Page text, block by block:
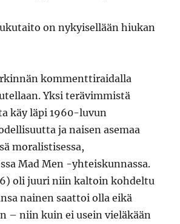
on nykyisellään hiukan
kommenttiraidalla
Yksi terävimmistä
käy läpi 1960-luvun
ja naisen asemaa
moralistisessa,
Mad Men -yhteiskunnassa.
oli juuri niin kaltoin kohdeltu
nainen saattoi olla eikä
– niin kuin ei usein vieläkään